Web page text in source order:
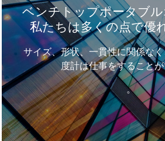
ベンチトップポータブ
私たちは多くの点で優
サイズ、形状、一貫性に関係な
度計は仕事をすること
。